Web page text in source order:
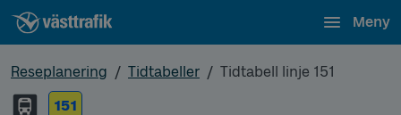
Meny
Reseplanering Tidtabeller
Tidtabell linje 151
151